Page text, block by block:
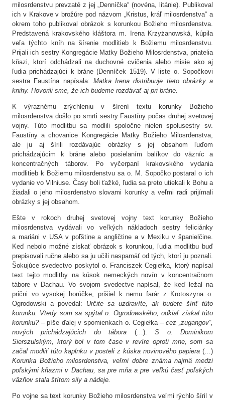
milosrdenstvu prevzaté z jej „Denníčka“ (novéna, litánie). Publikoval
ich v Krakove v brožúre pod názvom „Kristus, kráľ milosrdenstva“ a
okrem toho publikoval obrázok s korunkou Božieho milosrdenstva.
Predstavená krakovského kláštora m. Irena Krzyżanowská, kúpila
veľa týchto kníh na šírenie modlitieb k Božiemu milosrdenstvu.
Prijali ich sestry Kongregácie Matky Božieho Milosrdenstva, priatelia
kňazi, ktorí odchádzali na duchovné cvičenia alebo misie ako aj
ľudia prichádzajúci k bráne (Denníček 1519). V liste o. Sopočkovi
sestra Faustína napísala: Matka Irena distribuuje tieto obrázky a
knihy. Hovorili sme, že ich budeme rozdávať aj pri bráne.
K výraznému zrýchleniu v šírení textu korunky Božieho
milosrdenstva došlo po smrti sestry Faustíny počas druhej svetovej
vojny. Túto modlitbu sa modlili spoločne nielen spolusestry sv.
Faustíny a chovanice Kongregácie Matky Božieho Milosrdenstva,
ale ju aj šírili rozdávajúc obrázky s jej obsahom ľuďom
prichádzajúcim k bráne alebo posielaním balíkov do väzníc a
koncentračných táborov. Po vyčerpaní krakovského vydania
modlitieb k Božiemu milosrdenstvu sa o. M. Sopočko postaral o ich
vydanie vo Vilniuse. Časy boli ťažké, ľudia sa preto utiekali k Bohu a
žiadali o jeho milosrdenstvo slovami korunky a veľmi radi prijímali
obrázky s jej obsahom.
Ešte v rokoch druhej svetovej vojny text korunky Božieho
milosrdenstva vydávali vo veľkých nákladoch sestry feliciánky
a mariáni v USA v poľštine a angličtine a v Mexiku v španielčine.
Keď nebolo možné získať obrázok s korunkou, ľudia modlitbu buď
prepisovali ručne alebo sa ju učili naspamäť od tých, ktorí ju poznali.
Šokujúce svedectvo poskytol o. Franciszek Cegiełka, ktorý napísal
text tejto modlitby na kúsok nemeckých novín v koncentračnom
tábore v Dachau. Vo svojom svedectve napísal, že keď ležal na
prični vo vysokej horúčke, prišiel k nemu farár z Krotoszyna o.
Ogrodowski a povedal: Určite sa uzdravíte, ak budete šíriť túto
korunku. Vtedy som sa spýtal o. Ogrodowského, odkiaľ získal túto
korunku? – píše ďalej v spomienkach o. Cegiełka –cez „zugangov“,
nových prichádzajúcich do tábora (…).S o. Dominikom
Sierszulským, ktorý bol v tom čase v revíre oproti mne, som sa
začal modliť túto kaplnku v posteli z kúska novinového papiera (…)
Korunka Božieho milosrdenstva, veľmi dobre známa najmä medzi
poľskými kňazmi v Dachau, sa pre mňa a pre veľkú časť poľských
väzňov stala štítom sily a nádeje.
Po vojne sa text korunky Božieho milosrdenstva veľmi rýchlo šíril v